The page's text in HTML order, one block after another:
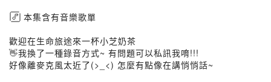
本集含有音樂歌單
歡迎在生命旅途來一杯小芝奶茶
👋我換了一種錄音方式~ 有問題可以私訊我唷!!!
好像離麥克風太近了(>_<) 怎麼有點像在講悄悄話~